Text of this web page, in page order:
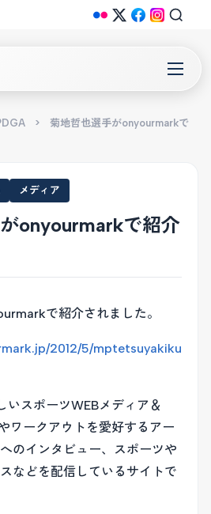
>
菊地哲也選手がonyourmarkで
メディア
onyourmarkで紹介
で紹介されました。
2012/5/mptetsuyakiku
スポーツWEBメディア＆
ワークアウトを愛好するアー
のインタビュー、スポーツや
などを配信しているサイトで